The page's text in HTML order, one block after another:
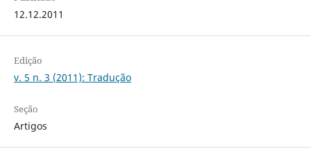
12.12.2011
Edição
v. 5 n. 3 (2011): Tradução
Seção
Artigos